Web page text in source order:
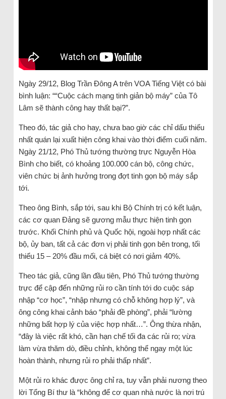
Ngày 29/12, Blog Trần Đông A trên VOA Tiếng Việt có bài
bình luận: ““Cuộc cách mạng tinh giản bộ máy” của Tô
Lâm sẽ thành công hay thất bại?”.
Theo đó, tác giả cho hay, chưa bao giờ các chỉ dấu thiếu
nhất quán lại xuất hiện công khai vào thời điểm cuối năm.
Ngày 21/12, Phó Thủ tướng thường trực Nguyễn Hòa
Bình cho biết, có khoảng 100.000 cán bộ, công chức,
viên chức bị ảnh hưởng trong đợt tinh gọn bộ máy sắp
tới.
Theo ông Bình, sắp tới, sau khi Bộ Chính trị có kết luận,
các cơ quan Đảng sẽ gương mẫu thực hiện tinh gọn
trước. Khối Chính phủ và Quốc hội, ngoài hợp nhất các
bộ, ủy ban, tất cả các đơn vị phải tinh gọn bên trong, tối
thiểu 15 – 20% đầu mối, cá biệt có nơi giảm 40%.
Theo tác giả, cũng lần đầu tiên, Phó Thủ tướng thường
trực để cập đến những rủi ro cần tính tới do cuộc sáp
nhập “cơ học”, “nhập nhưng có chỗ không hợp lý”, và
ông công khai cảnh báo “phải đề phòng”, phải “lường
những bất hợp lý của việc hợp nhất…”. Ông thừa nhận,
“đây là việc rất khó, cần hạn chế tối đa các rủi ro; vừa
làm vừa thăm dò, điều chỉnh, không thể ngay một lúc
hoàn thành, nhưng rủi ro phải thấp nhất”.
Một rủi ro khác được ông chỉ ra, tuy vẫn phải nương theo
lời Tổng Bí thư là “không để cơ quan nhà nước là nơi trú